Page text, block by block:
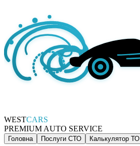
WESTCARS
PREMIUM AUTO SERVICE
Головна Послуги СТО Калькулятор ТО